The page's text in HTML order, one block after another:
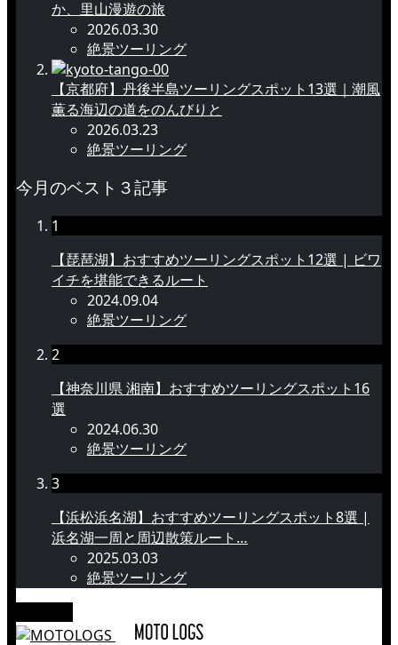
か、里山漫遊の旅
2026.03.30
絶景ツーリング
【京都府】丹後半島ツーリングスポット13選｜潮風
薫る海辺の道をのんびりと
2026.03.23
絶景ツーリング
今月のベスト３記事
1
【琵琶湖】おすすめツーリングスポット12選 | ビワ
イチを堪能できるルート
2024.09.04
絶景ツーリング
2
【神奈川県 湘南】おすすめツーリングスポット16
選
2024.06.30
絶景ツーリング
3
【浜松浜名湖】おすすめツーリングスポット8選 |
浜名湖一周と周辺散策ルート…
2025.03.03
絶景ツーリング